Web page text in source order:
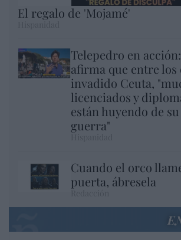
El regalo de 'Mojamé'
Telepedro en
afirma que entre los
invadido Ceuta,
licenciados y
están huyendo de
guerra"
Cuando el orco
puerta, ábresela